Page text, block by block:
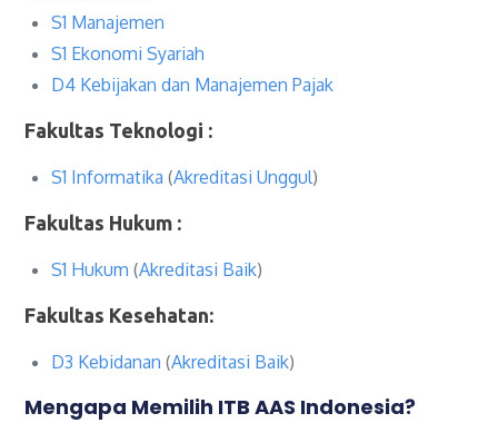
S1 Manajemen
S1 Ekonomi Syariah
D4 Kebijakan dan Manajemen Pajak
Fakultas Teknologi :
S1 Informatika (Akreditasi Unggul)
Fakultas Hukum :
S1 Hukum(Akreditasi Baik)
Fakultas Kesehatan:
D3 Kebidanan (Akreditasi Baik)
Mengapa Memilih ITB AAS Indonesia?